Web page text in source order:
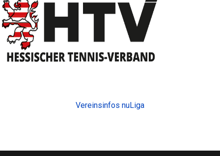
Vereinsinfos nuLiga